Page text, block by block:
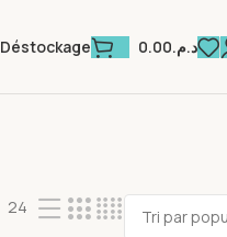
Déstockage د.م.0.00
24